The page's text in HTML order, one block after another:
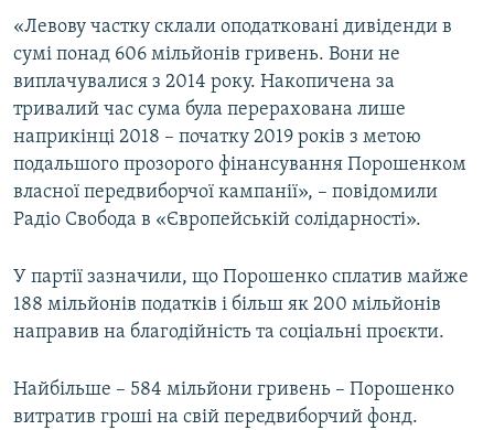
«Левову частку склали оподатковані дивіденди в
сумі понад 606 мільйонів гривень. Вони не
виплачувалися з 2014 року. Накопичена за
тривалий час сума була перерахована лише
наприкінці 2018 – початку 2019 років з метою
подальшого прозорого фінансування Порошенком
власної передвиборчої кампанії», – повідомили
Радіо Свобода в «Європейській солідарності».
У партії зазначили, що Порошенко сплатив майже
188 мільйонів податків і більш як 200 мільйонів
направив на благодійність та соціальні проєкти.
Найбільше – 584 мільйони гривень – Порошенко
витратив гроші на свій передвиборчий фонд.